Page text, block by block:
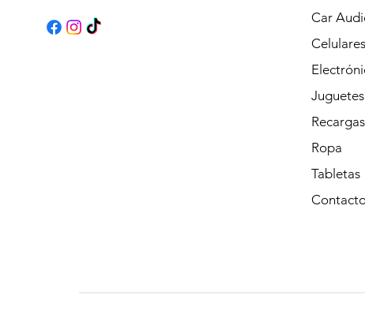
Car
Celulares
Juguetes
Recargas
Ropa
Tabletas